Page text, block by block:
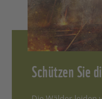
Schützen Sie